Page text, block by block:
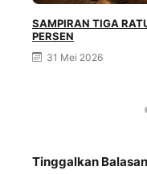
SAMPIRAN TIGA
PERSEN
31 Mei 2026
Tinggalkan Balasan